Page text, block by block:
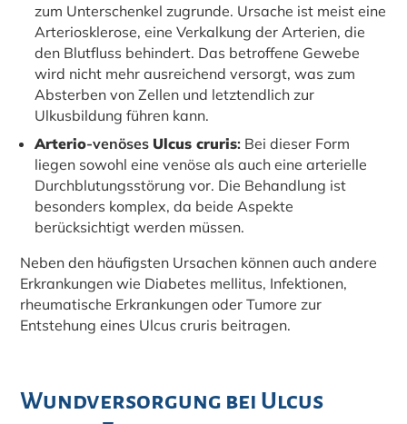
zum Unterschenkel zugrunde. Ursache ist meist eine
Arteriosklerose, eine Verkalkung der Arterien, die
den Blutfluss behindert. Das betroffene Gewebe
wird nicht mehr ausreichend versorgt, was zum
Absterben von Zellen und letztendlich zur
Ulkusbildung führen kann.
Arterio-venöses Ulcus cruris: Bei dieser Form
liegen sowohl eine venöse als auch eine arterielle
Durchblutungsstörung vor. Die Behandlung ist
besonders komplex, da beide Aspekte
berücksichtigt werden müssen.
Neben den häufigsten Ursachen können auch andere
Erkrankungen wie Diabetes mellitus, Infektionen,
rheumatische Erkrankungen oder Tumore zur
Entstehung eines Ulcus cruris beitragen.
Wundversorgung bei Ulcus